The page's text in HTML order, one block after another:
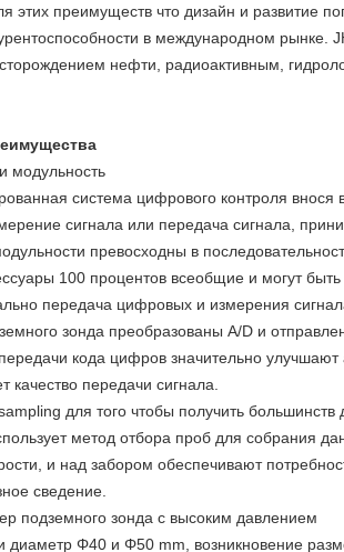
этих преимуществ что дизайн и развитие
в международном
нефти, радиоактивным,
модульность
система цифрового контроля
сигнала или передача сигнала,
превосходны в
100 процентов всеобщие и могут
передача цифровых и измерения
зонда преобразованы A/D и
кода цифров значительно
качество передачи сигнала.
для того чтобы получить
метод отбора проб для собрания
и над забором обеспечивают
сведение.
подземного зонда с высоким давлением
диаметр Φ40 и Φ50 mm, возникновение